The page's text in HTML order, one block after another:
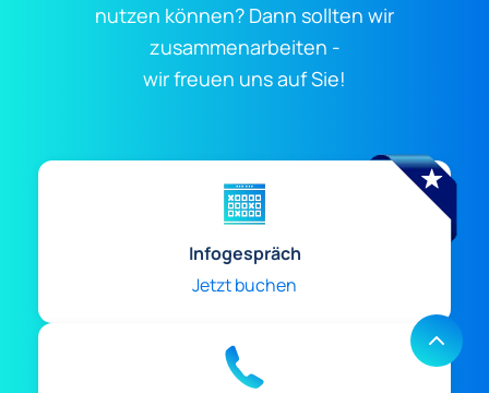
nutzen können? Dann sollten wir
zusammenarbeiten -
wir freuen uns auf Sie!
Infogespräch
Jetzt buchen